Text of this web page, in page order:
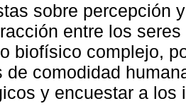
sobre percepción
entre los
biofísico complejo,
de comodidad
y encuestar a los